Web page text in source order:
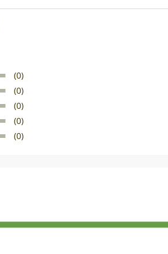
(0)
(0)
(0)
(0)
(0)